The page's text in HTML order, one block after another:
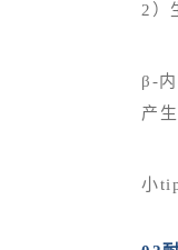
2）
β-
产
小